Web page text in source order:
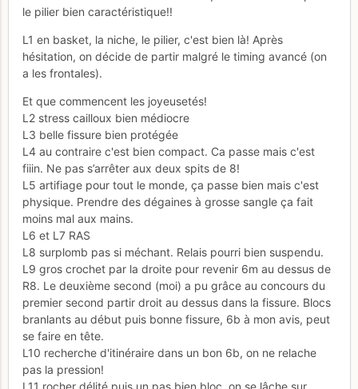
le pilier bien caractéristique!!
L1 en basket, la niche, le pilier, c'est bien là! Après
hésitation, on décide de partir malgré le timing avancé (on
a les frontales).
Et que commencent les joyeusetés!
L2 stress cailloux bien médiocre
L3 belle fissure bien protégée
L4 au contraire c'est bien compact. Ca passe mais c'est
fiiin. Ne pas s’arrêter aux deux spits de 8!
L5 artifiage pour tout le monde, ça passe bien mais c'est
physique. Prendre des dégaines à grosse sangle ça fait
moins mal aux mains.
L6 et L7 RAS
L8 surplomb pas si méchant. Relais pourri bien suspendu.
L9 gros crochet par la droite pour revenir 6m au dessus de
R8. Le deuxième second (moi) a pu grâce au concours du
premier second partir droit au dessus dans la fissure. Blocs
branlants au début puis bonne fissure, 6b à mon avis, peut
se faire en tête.
L10 recherche d'itinéraire dans un bon 6b, on ne relache
pas la pression!